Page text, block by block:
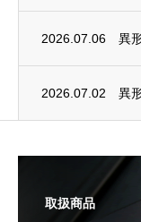
2026.07.06 異
2026.07.02 異
取扱商品